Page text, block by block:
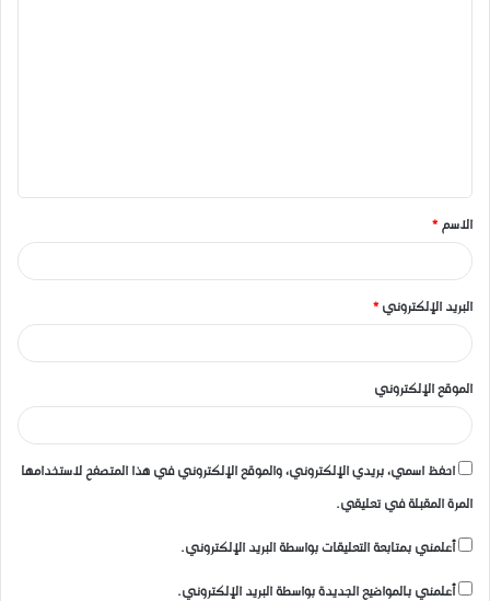
ق
*
الاسم *
البريد الإلكتروني *
الموقع الإلكتروني
احفظ اسمي، بريدي الإلكتروني، والموقع الإلكتروني في هذا المتصفح لاستخدامها
المرة المقبلة في تعليقي.
أعلمني بمتابعة التعليقات بواسطة البريد الإلكتروني.
أعلمني بالمواضيع الجديدة بواسطة البريد الإلكتروني.